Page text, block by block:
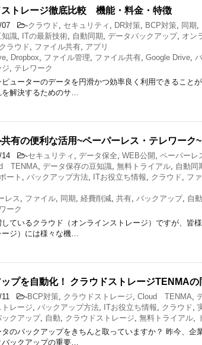
ストレージ徹底比較 機能・料金・特徴
07 -クラウド, セキュリティ , DR対策, BCP対策, 同期,
知識, ITの最新技術, 自動同期, データバックアップ, オン
クラウド, ファイル共有, アプリ
, Dropbox, ファイル管理, ファイル共有, Google Drive,
ジ, テレワーク
ューターのデータを円滑かつ効率良く利用できること
を解決するためのサ…
有の便利な活用~ペーパーレス・テレワーク~
14 -セキュリティ , データ保全, WEB公開 , ペーパーレ
TENMA, データ保存の豆知識, 無料トライアル, 自動同
ート , バックアップ方法, ITお役立ち情報, クラウド, フ
レス, ファイル, 同期, 経費削減, 共有, バックアップ, 自動
ーク
しているクラウド（オンラインストレージ）ですが、皆
ージ）には様々な機…
プを自動化！ クラウドストレージTENMAの
11 -BCP対策, クラウドストレージ, Cloud TENMA,
トレージ, バックアップ方法, ITお役立ち情報, クラウド,
ックアップ, 自動, クラウドストレージ, 無料トライアル,
タのバックアップをきちんと取っていますか？ 昨今、企
バックアップの重要…